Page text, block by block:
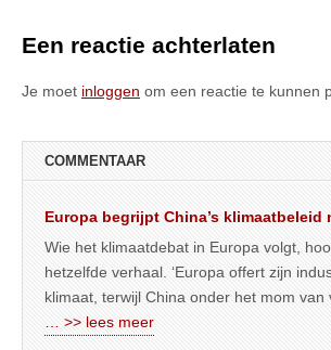
Een reactie achterlaten
Je moet inloggen om een reactie te kunnen
COMMENTAAR
Europa begrijpt China’s
Wie het klimaatdebat in Europa volgt,
hetzelfde verhaal. ‘Europa offert zijn
klimaat, terwijl China onder het mom van
… >> lees meer